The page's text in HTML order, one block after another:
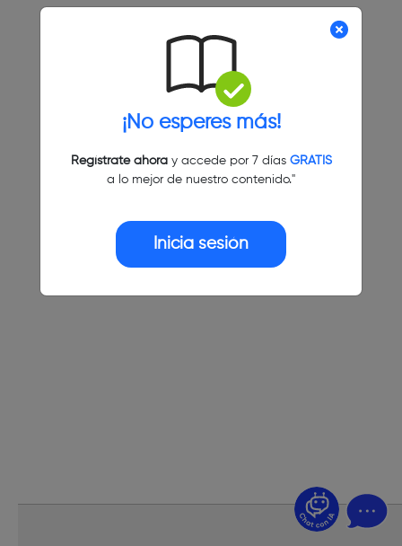
¡No esperes más!
Regístrate ahoray accede por 7 días GRATIS
a lo mejor de nuestro contenido."
Inicia sesión